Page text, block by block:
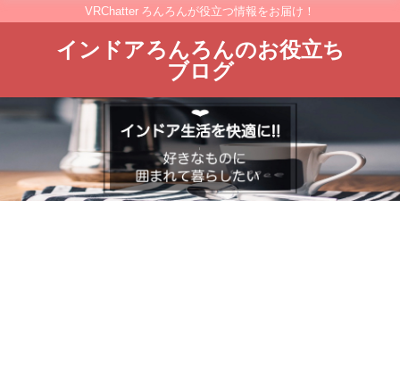
VRChatter ろんろんが役立つ情報をお届け！
インドアろんろんのお役立ち
ブログ